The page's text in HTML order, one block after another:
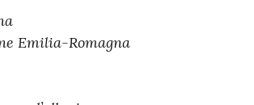
Emilia-Romagna